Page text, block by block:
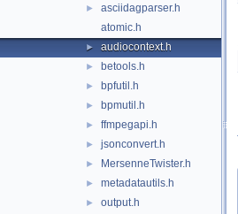
►
asciidagparser.h
atomic.h
► audiocontext.h
► betools.h
► bpfutil.h
► bpmutil.h
► ffmpegapi.h
► jsonconvert.h
► MersenneTwister.h
► metadatautils.h
► output.h